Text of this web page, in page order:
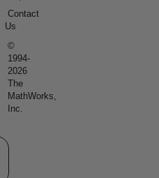
Contact
Us
©
1994-
2026
The
MathWorks,
Inc.
サイトの選択